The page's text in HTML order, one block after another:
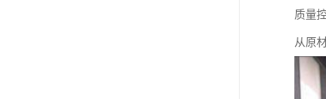
质量
从原